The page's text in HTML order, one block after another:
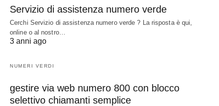
Servizio di assistenza numero verde
Cerchi Servizio di assistenza numero verde ? La risposta è qui,
online o al nostro…
3 anni ago
NUMERI VERDI
gestire via web numero 800 con blocco
selettivo chiamanti semplice